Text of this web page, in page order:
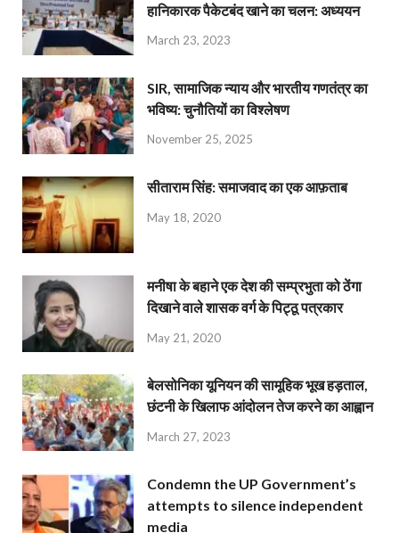
हानिकारक पैकेटबंद खाने का चलन: अध्ययन
March 23, 2023
SIR, सामाजिक न्याय और भारतीय गणतंत्र का
भविष्य: चुनौतियों का विश्लेषण
November 25, 2025
सीताराम सिंह: समाजवाद का एक आफ़ताब
May 18, 2020
मनीषा के बहाने एक देश की सम्प्रभुता को ठेंगा
दिखाने वाले शासक वर्ग के पिट्ठू पत्रकार
May 21, 2020
बेलसोनिका यूनियन की सामूहिक भूख हड़ताल,
छंटनी के खिलाफ आंदोलन तेज करने का आह्वान
March 27, 2023
Condemn the UP Government’s
attempts to silence independent
media